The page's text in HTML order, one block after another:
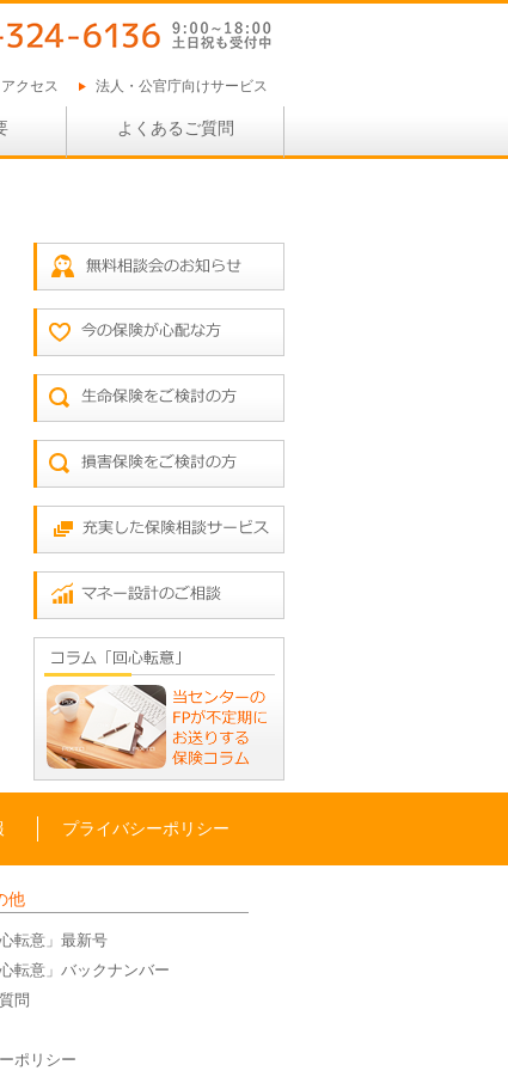
アクセス 法人・公官庁向けサービス
よくあるご質問
プライバシーポリシー
他
転意」最新号
転意」バックナンバー
問
ポリシー